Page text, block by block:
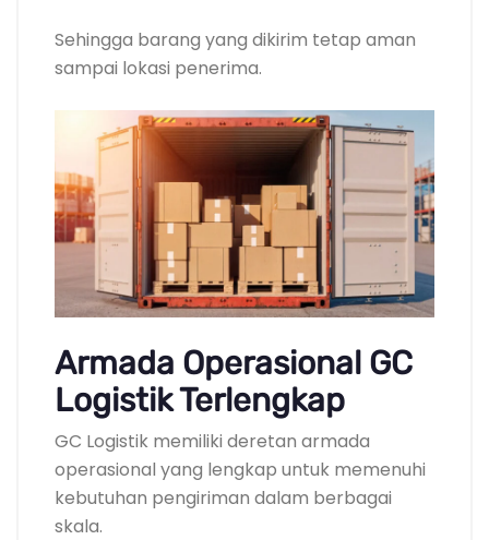
Sehingga barang yang dikirim tetap aman
sampai lokasi penerima.
Armada Operasional GC
Logistik Terlengkap
GC Logistik memiliki deretan armada
operasional yang lengkap untuk memenuhi
kebutuhan pengiriman dalam berbagai
skala.